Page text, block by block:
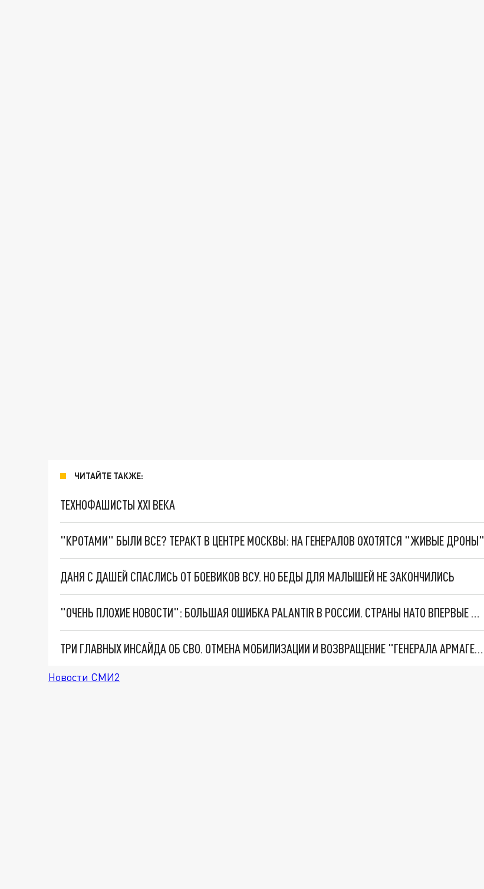
ЧИТАЙТЕ ТАКЖЕ:
ТЕХНОФАШИСТЫ XXI ВЕКА
"КРОТАМИ" БЫЛИ ВСЕ? ТЕРАКТ В ЦЕНТРЕ МОСКВЫ: НА ГЕНЕРАЛОВ ОХОТЯТСЯ "ЖИВЫЕ ДРОНЫ"
ДАНЯ С ДАШЕЙ СПАСЛИСЬ ОТ БОЕВИКОВ ВСУ. НО БЕДЫ ДЛЯ МАЛЫШЕЙ НЕ ЗАКОНЧИЛИСЬ
"ОЧЕНЬ ПЛОХИЕ НОВОСТИ": БОЛЬШАЯ ОШИБКА PALANTIR В РОССИИ. СТРАНЫ НАТО ВПЕРВЫЕ ЗА СВО ОСТАНОВИЛИ ПОСТАВКИ ОРУЖИЯ. ВСУ ТЕРЯЮТ ПРИГРАНИЧЬЕ?
ТРИ ГЛАВНЫХ ИНСАЙДА ОБ СВО. ОТМЕНА МОБИЛИЗАЦИИ И ВОЗВРАЩЕНИЕ "ГЕНЕРАЛА АРМАГЕДДОНА"? ОТЛИЧНЫЕ НОВОСТИ, КОТОРЫЕ ЖДАЛИ ВСЕ
Новости СМИ2